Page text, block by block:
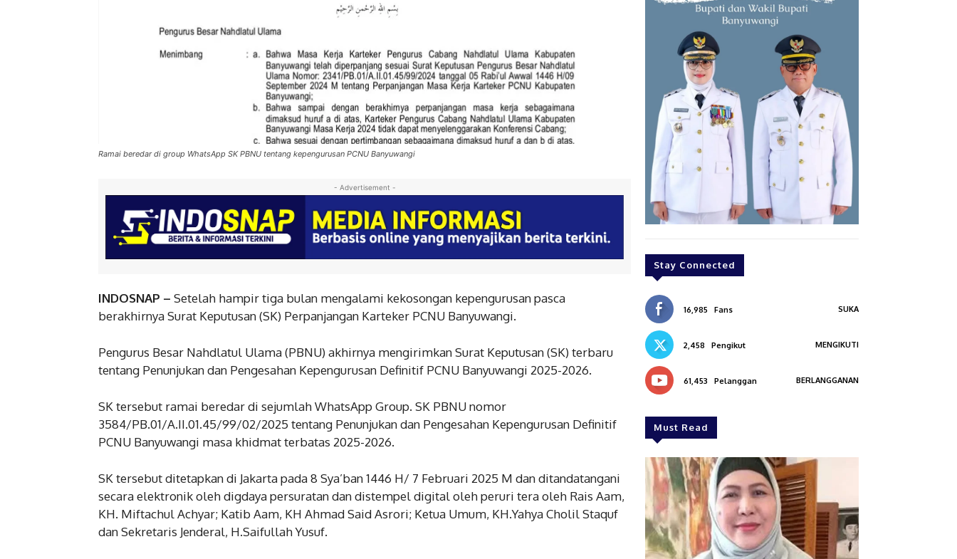
Ramai beredar di group WhatsApp SK PBNU tentang kepengurusan PCNU Banyuwangi
- Advertisement -
INDOSNAP – Setelah hampir tiga bulan mengalami kekosongan kepengurusan pasca
berakhirnya Surat Keputusan (SK) Perpanjangan Karteker PCNU Banyuwangi.
Pengurus Besar Nahdlatul Ulama (PBNU) akhirnya mengirimkan Surat Keputusan (SK) terbaru
tentang Penunjukan dan Pengesahan Kepengurusan Definitif PCNU Banyuwangi 2025-2026.
SK tersebut ramai beredar di sejumlah WhatsApp Group. SK PBNU nomor
3584/PB.01/A.II.01.45/99/02/2025 tentang Penunjukan dan Pengesahan Kepengurusan Definitif
PCNU Banyuwangi masa khidmat terbatas 2025-2026.
SK tersebut ditetapkan di Jakarta pada 8 Sya’ban 1446 H/ 7 Februari 2025 M dan ditandatangani
secara elektronik oleh digdaya persuratan dan distempel digital oleh peruri tera oleh Rais Aam,
KH. Miftachul Achyar; Katib Aam, KH Ahmad Said Asrori; Ketua Umum, KH.Yahya Cholil Staquf
dan Sekretaris Jenderal, H.Saifullah Yusuf.
Stay Connected
16,985 Fans SUKA
2,458 Pengikut MENGIKUTI
61,453 Pelanggan BERLANGGANAN
Must Read